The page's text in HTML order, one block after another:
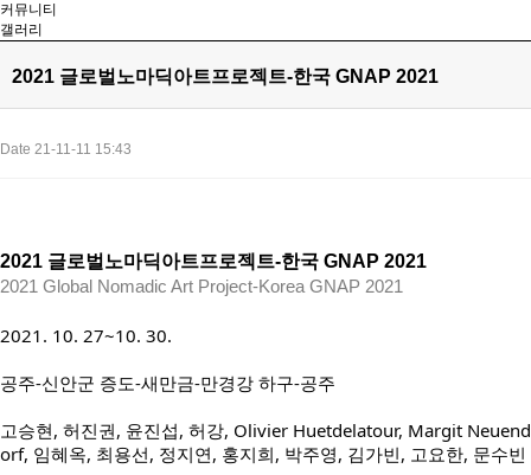
커뮤니티
갤러리
2021 글로벌노마딕아트프로젝트-한국 GNAP 2021
Date 21-11-11 15:43
2021 글로벌노마딕아트프로젝트-한국 GNAP 2021
2021 Global Nomadic Art Project-Korea GNAP 2021
2021. 10. 27~10. 30.
공주-신안군 증도-새만금-만경강 하구-공주
고승현, 허진권, 윤진섭, 허강, Olivier Huetdelatour, Margit Neuend
orf, 임혜옥, 최용선, 정지연, 홍지희, 박주영, 김가빈, 고요한, 문수빈